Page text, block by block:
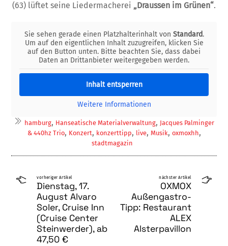
(63) lüftet seine Liedermacherei „Draussen im Grünen“.
Sie sehen gerade einen Platzhalterinhalt von Standard.
Um auf den eigentlichen Inhalt zuzugreifen, klicken Sie
auf den Button unten. Bitte beachten Sie, dass dabei
Daten an Drittanbieter weitergegeben werden.
Inhalt entsperren
Weitere Informationen
hamburg, Hanseatische Materialverwaltung, Jacques Palminger
& 440hz Trio, Konzert, konzerttipp, live, Musik, oxmoxhh,
stadtmagazin
vorheriger Artikel
Dienstag, 17.
August Alvaro
Soler, Cruise Inn
(Cruise Center
Steinwerder), ab
47,50 €
nächster Artikel
OXMOX
Außengastro-
Tipp: Restaurant
ALEX
Alsterpavillon